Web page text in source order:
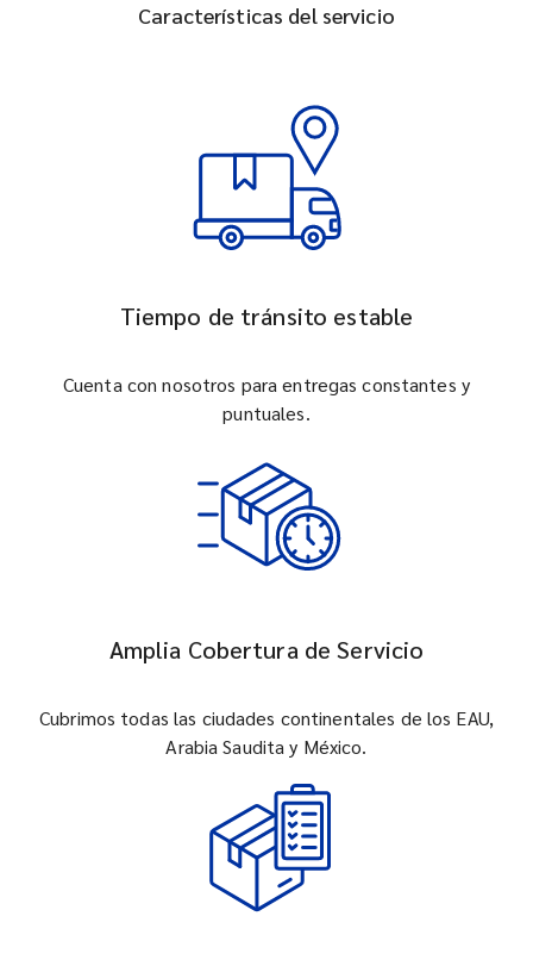
Características del servicio
Tiempo de tránsito estable
Cuenta con nosotros para entregas constantes y
puntuales.
Amplia Cobertura de Servicio
Cubrimos todas las ciudades continentales de los EAU,
Arabia Saudita y México.